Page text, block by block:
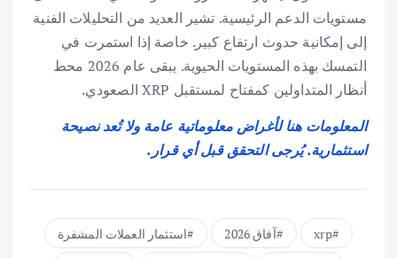
مستويات الدعم الرئيسية. تشير العديد من التحليلات الفنية
إلى إمكانية حدوث ارتفاع كبير. خاصة إذا استمرت في
التمسك بهذه المستويات الحيوية. يبقى عام 2026 محط
أنظار المتداولين كمفتاح لمستقبل XRP الصعودي.
المعلومات هنا لأغراض معلوماتية عامة ولا تُعد نصيحة
استثمارية. يُرجى التحقق قبل أي قرار.
xrp آفاق 2026
استثمار العملات المشفرة